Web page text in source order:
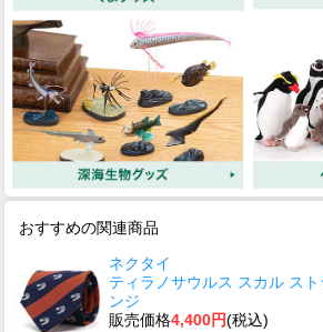
おすすめの関連商品
ネクタイ
ティラノサウルス スカル ス
ンジ
販売価格4,400円(税込)